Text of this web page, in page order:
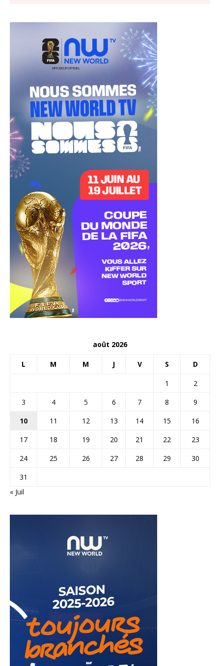
août 2026
L M M J V S D
1
2
3
4 5 6 7 8
9
10
11 12 13 14 15
16
17
18 19 20 21 22
23
24
25 26 27 28 29
30
31
« Juil